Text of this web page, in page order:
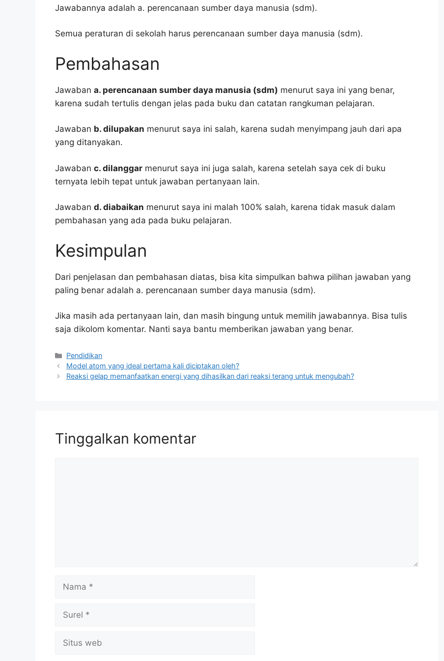
Jawabannya adalah a. perencanaan sumber daya manusia (sdm).
Semua peraturan di sekolah harus perencanaan sumber daya manusia (sdm).
Pembahasan
Jawaban a. perencanaan sumber daya manusia (sdm) menurut saya ini yang benar,
karena sudah tertulis dengan jelas pada buku dan catatan rangkuman pelajaran.
Jawaban b. dilupakan menurut saya ini salah, karena sudah menyimpang jauh dari apa
yang ditanyakan.
Jawaban c. dilanggar menurut saya ini juga salah, karena setelah saya cek di buku
ternyata lebih tepat untuk jawaban pertanyaan lain.
Jawaban d. diabaikan menurut saya ini malah 100% salah, karena tidak masuk dalam
pembahasan yang ada pada buku pelajaran.
Kesimpulan
Dari penjelasan dan pembahasan diatas, bisa kita simpulkan bahwa pilihan jawaban yang
paling benar adalah a. perencanaan sumber daya manusia (sdm).
Jika masih ada pertanyaan lain, dan masih bingung untuk memilih jawabannya. Bisa tulis
saja dikolom komentar. Nanti saya bantu memberikan jawaban yang benar.
Kategori
Pendidikan
Model atom yang ideal pertama kali diciptakan oleh?
Reaksi gelap memanfaatkan energi yang dihasilkan dari reaksi terang untuk mengubah?
Tinggalkan komentar
Nama
Surel
Situs
web